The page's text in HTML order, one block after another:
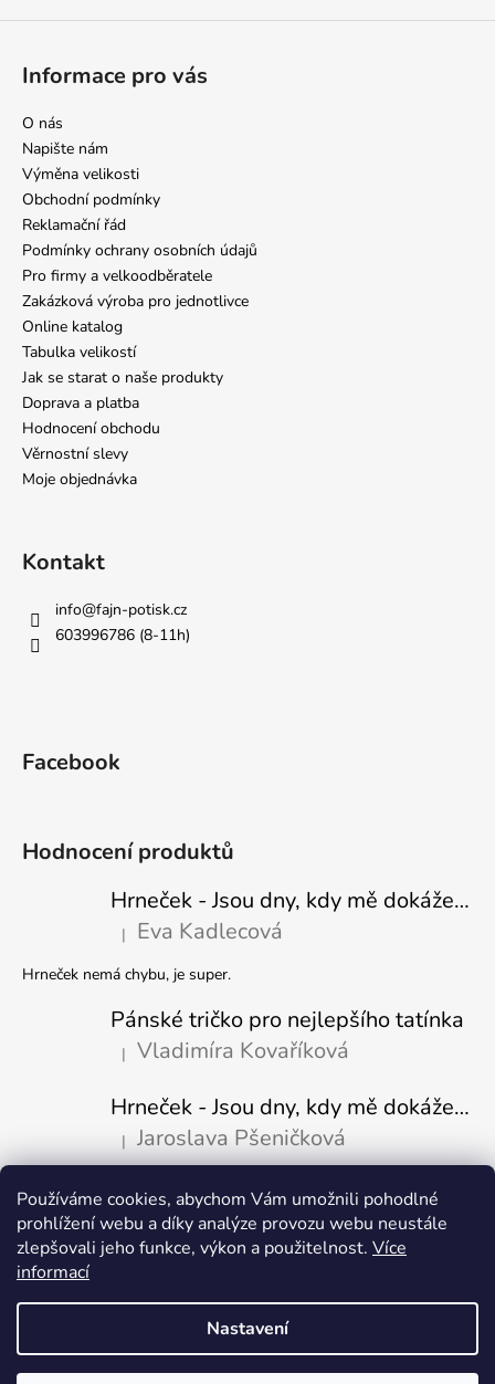
Používáme cookies, abychom Vám umožnili pohodlné
prohlížení webu a díky analýze provozu webu neustále
zlepšovali jeho funkce, výkon a použitelnost. Více
informací
Nastavení
Informace pro vás
O nás
Napište nám
Výměna velikosti
Obchodní podmínky
Reklamační řád
Podmínky ochrany osobních údajů
Pro firmy a velkoodběratele
Zakázková výroba pro jednotlivce
Online katalog
Tabulka velikostí
Jak se starat o naše produkty
Doprava a platba
Hodnocení obchodu
Věrnostní slevy
Moje objednávka
Kontakt
info@fajn-potisk.cz
603996786 (8-11h)
Facebook
Hodnocení produktů
Hrneček - Jsou dny, kdy mě dokáže nasrat i vzduch - Sova
Hodnocení produktu je 5 z 5 hvězdiček.
| Eva Kadlecová
Hrneček nemá chybu, je super.
Pánské tričko pro nejlepšího tatínka
Hodnocení produktu je 5 z 5 hvězdiček.
| Vladimíra Kovaříková
Hrneček - Jsou dny, kdy mě dokáže nasrat i vzduch-naštvaný pejsek
Hodnocení produktu je 5 z 5 hvězdiček.
| Jaroslava Pšeničková
Přijímáme online platby
Copyright 2026Fajn-potisk.cz. Všechna práva vyhrazena.Upravit